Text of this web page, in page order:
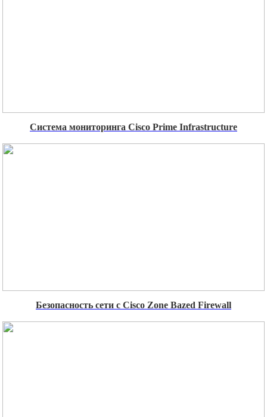
Система мониторинга Cisco Prime Infrastructure
Безопасность сети с Cisco Zone Bazed Firewall